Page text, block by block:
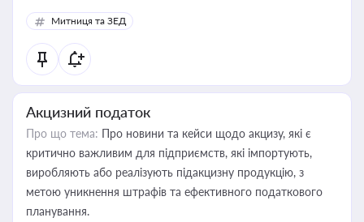
Митниця та ЗЕД
Акцизний податок
Про що тема: Про новини та кейси щодо акцизу, які є
критично важливим для підприємств, які імпортують,
виробляють або реалізують підакцизну продукцію, з
метою уникнення штрафів та ефективного податкового
планування.